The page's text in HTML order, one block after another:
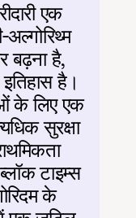
एक
है,
है।
के लिए एक
सुरक्षा
टाइम्स
के